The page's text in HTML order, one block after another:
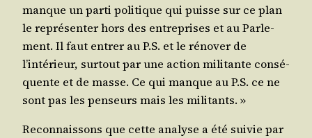
manque un par­ti poli­tique qui puisse sur ce plan
le repré­sen­ter hors des entre­prises et au Par­le­
ment. Il faut entrer au P.S. et le réno­ver de
l’intérieur, sur­tout par une action mili­tante consé­
quente et de masse. Ce qui manque au P.S. ce ne
sont pas les pen­seurs mais les militants. »
Recon­nais­sons que cette ana­lyse a été sui­vie par